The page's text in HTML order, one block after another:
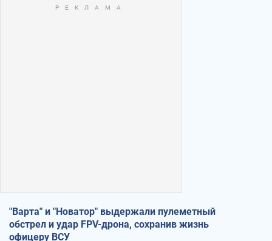
"Варта" и "Новатор" выдержали пулеметный
обстрел и удар FPV-дрона, сохранив жизнь
офицеру ВСУ